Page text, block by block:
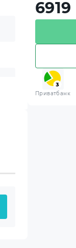
6919
Приватбанк